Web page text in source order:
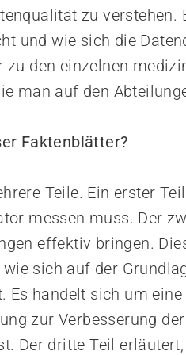
zu verstehen.
und wie sich die
den einzelnen
man auf den
Faktenblätter?
Teile. Ein erster
messen muss. Der
effektiv bringen.
sich auf der
Es handelt sich um
zur Verbesserung
Der dritte Teil